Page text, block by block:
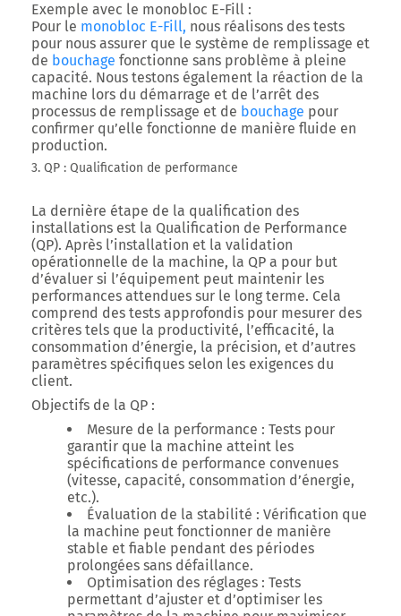
Exemple avec le monobloc E-Fill :
Pour le monobloc E-Fill, nous réalisons des tests
pour nous assurer que le système de remplissage et
de bouchage fonctionne sans problème à pleine
capacité. Nous testons également la réaction de la
machine lors du démarrage et de l’arrêt des
processus de remplissage et de bouchage pour
confirmer qu’elle fonctionne de manière fluide en
production.
3. QP : Qualification de performance
La dernière étape de la qualification des
installations est la Qualification de Performance
(QP). Après l’installation et la validation
opérationnelle de la machine, la QP a pour but
d’évaluer si l’équipement peut maintenir les
performances attendues sur le long terme. Cela
comprend des tests approfondis pour mesurer des
critères tels que la productivité, l’efficacité, la
consommation d’énergie, la précision, et d’autres
paramètres spécifiques selon les exigences du
client.
Objectifs de la QP :
Mesure de la performance : Tests pour
garantir que la machine atteint les
spécifications de performance convenues
(vitesse, capacité, consommation d’énergie,
etc.).
Évaluation de la stabilité : Vérification que
la machine peut fonctionner de manière
stable et fiable pendant des périodes
prolongées sans défaillance.
Optimisation des réglages : Tests
permettant d’ajuster et d’optimiser les